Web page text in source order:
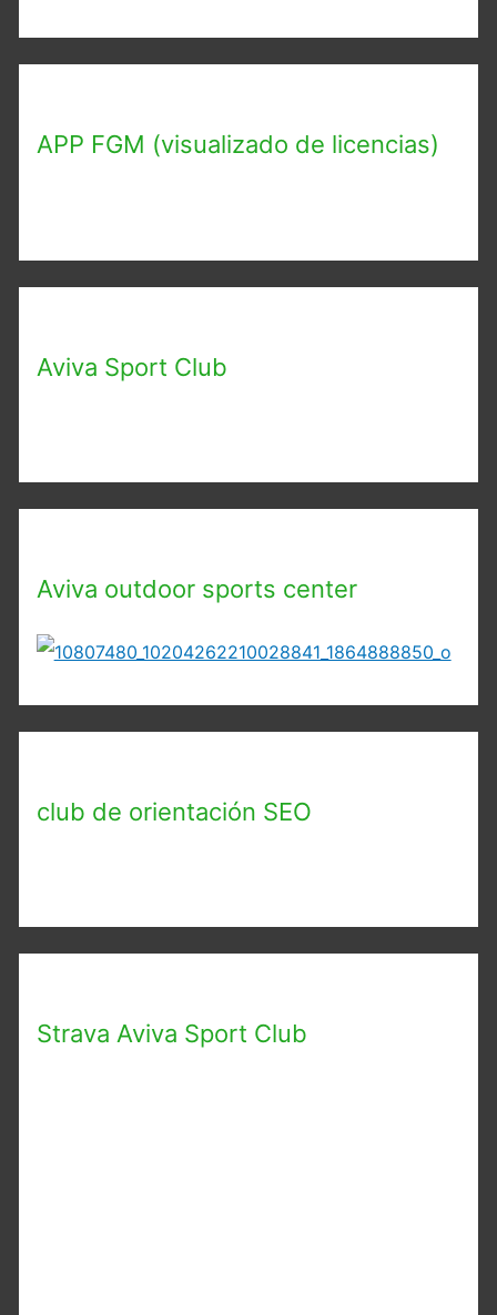
APP FGM (visualizado de licencias)
Aviva Sport Club
Aviva outdoor sports center
club de orientación SEO
Strava Aviva Sport Club